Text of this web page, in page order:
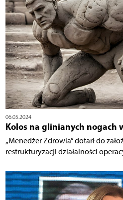
06.05.2024
Kolos na glinianych nogach
„Menedżer Zdrowia” dotarł do
restrukturyzacji działalności